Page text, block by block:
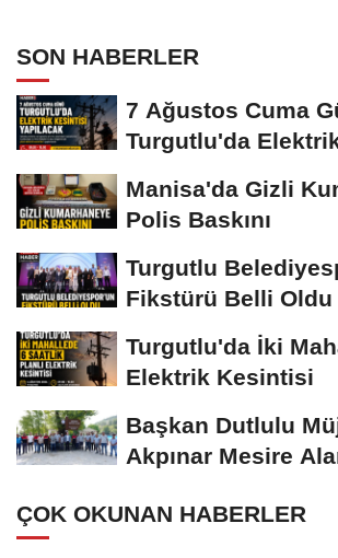
SON HABERLER
7 Ağustos Cuma
Turgutlu'da
Manisa'da Gizli
Polis Baskını
Turgutlu
Fikstürü Belli Oldu
Turgutlu'da İki
Elektrik Kesintisi
Başkan Dutlulu
Akpınar Mesire
ÇOK OKUNAN HABERLER